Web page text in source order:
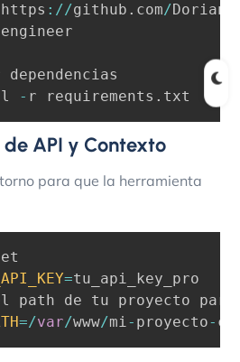
: //github . com/
engineer
- r requirements . txt
API y Contexto
para que la herramienta
=tu_api_key_pro
=/var/www/mi- proyecto-